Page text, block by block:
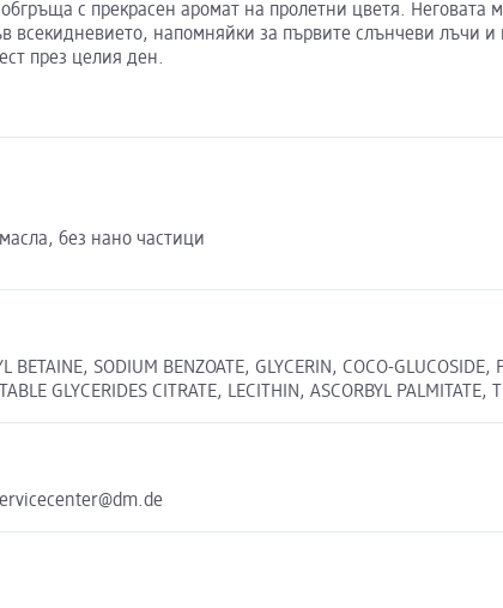
с прекрасен аромат на пролетни цветя.
всекидневието, напомняйки за първите слънчеви лъчи
през целия ден.
без нано частици
SODIUM BENZOATE, GLYCERIN, COCO-
GLYCERIDES CITRATE, LECITHIN, ASCORBYL